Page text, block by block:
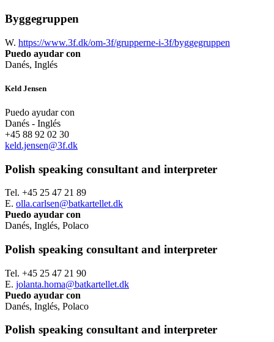
Byggegruppen
W. https://www.3f.dk/om-3f/grupperne-i-3f/byggegruppen
Puedo ayudar con
Danés, Inglés
Keld Jensen
Puedo ayudar con
Danés - Inglés
+45 88 92 02 30
keld.jensen@3f.dk
Polish speaking consultant and interpreter
Tel. +45 25 47 21 89
E. olla.carlsen@batkartellet.dk
Puedo ayudar con
Danés, Inglés, Polaco
Polish speaking consultant and interpreter
Tel. +45 25 47 21 90
E. jolanta.homa@batkartellet.dk
Puedo ayudar con
Danés, Inglés, Polaco
Polish speaking consultant and interpreter